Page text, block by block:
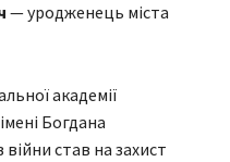
— уродженець міста
академії
Богдана
став на захист